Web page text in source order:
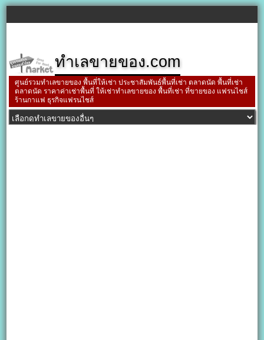
ทำเลขายของ.com
ศูนย์รวมทำเลขายของ พื้นที่ให้เช่า ประชาสัมพันธ์พื้นที่เช่า ตลาดนัด พื้นที่เช่า
ตลาดนัด ราคาค่าเช่าพื้นที่ ให้เช่าทำเลขายของ พื้นที่เช่า ที่ขายของ แฟรนไชส์
ร้านกาแฟ ธุรกิจแฟรนไชส์